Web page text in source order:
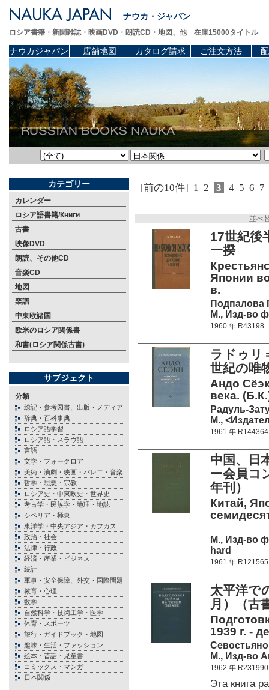
ナウカ・ジャパン
ロシア書籍・新聞雑誌・映画DVD・朗読CD・地図、他 在庫15000タイトル
ナウカジャパン 店舗地図 カタログ請求 ご注文方法
カテゴリー
カレンダー
ロシア語書籍/Книги
古書
映像DVD
朗読、その他CD
音楽CD
地図
楽譜
中東欧諸国
欧米のロシア関係書
和書(ロシア関係古書)
サブジェクト
分類
総記・参考図書、出版・メディア
辞典・百科事典
ロシア語学習
ロシア語・スラヴ語
言語
文学・フォークロア
美術・演劇・映画・バレエ・音楽
哲学・思想・宗教
ロシア史・中東欧史・世界史
考古学・民族学・地理・地誌
シベリア・極東
東洋学・中央アジア・カフカス
政治・社会
法律・行政
経済・産業・ビジネス
統計
軍事・安全保障、外交・国際問題
教育・心理
数学
自然科学・技術工学・医学
体育・スポーツ
旅行・ガイドブック・地図
趣味・生活・ファッション
絵本・昔話・児童書
コミックス・マンガ
日本関係
[前の10件] 1 2 3 4 5 6 7
並べ
17世紀後
一揆
Японии
в.
Подпалова
М., Изд-во
1960 年 R43198
ラドゥ
世紀の唯
Андо
века.
Радуль-
М.,
1961 年 R144364
中国、
ー会員コ
年刊）
Китай,
М., Изд-во
hard
1961 年 R121565
太平洋で
月）（古
1939 г. -
М., Изд-во
1962 年 R231990
Эта книга